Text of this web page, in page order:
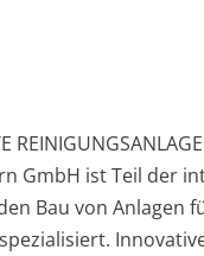
GmbH ist Teil der
Bau von